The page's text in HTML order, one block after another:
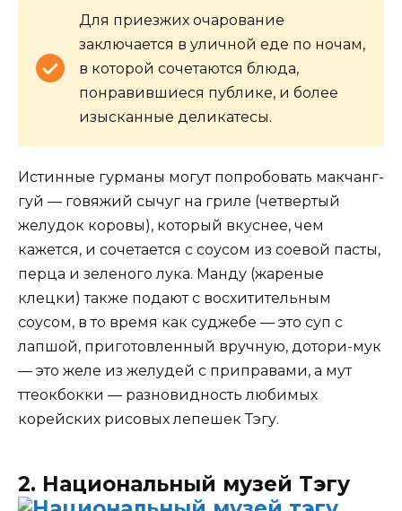
Для приезжих очарование
заключается в уличной еде по ночам,
в которой сочетаются блюда,
понравившиеся публике, и более
изысканные деликатесы.
Истинные гурманы могут попробовать макчанг-
гуй — говяжий сычуг на гриле (четвертый
желудок коровы), который вкуснее, чем
кажется, и сочетается с соусом из соевой пасты,
перца и зеленого лука. Манду (жареные
клецки) также подают с восхитительным
соусом, в то время как суджебе — это суп с
лапшой, приготовленный вручную, дотори-мук
— это желе из желудей с приправами, а мут
ттеокбокки — разновидность любимых
корейских рисовых лепешек Тэгу.
2. Национальный музей Тэгу